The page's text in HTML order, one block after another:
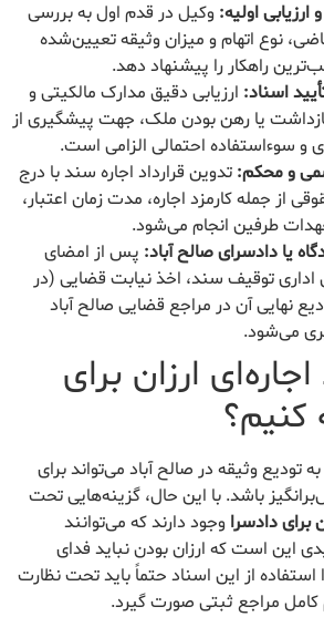
اولیه: وکیل در قدم اول به بررسی
نوع اتهام و میزان وثیقه تعیین‌شده
راهکار را پیشنهاد دهد.
اسناد: ارزیابی دقیق مدارک مالکیتی و
یا رهن بودن ملک، جهت پیشگیری از
و سوءاستفاده احتمالی الزامی است.
و محکم: تدوین قرارداد اجاره سند با درج
از جمله کارمزد اجاره، مدت زمان اعتبار،
طرفین انجام می‌شود.
یا دادسرای صالح آباد: پس از امضای
اداری توقیف سند، اخذ نیابت قضایی (در
نهایی آن در مراجع قضایی صالح آباد
می‌شود.
ارزان برای
کنیم؟
تودیع وثیقه در صالح آباد می‌تواند برای
باشد. با این حال، گزینه‌هایی تحت
برای دادسرا وجود دارند که می‌توانند
این است که ارزان بودن نباید فدای
از این اسناد حتماً باید تحت نظارت
مراجع ثبتی صورت گیرد.